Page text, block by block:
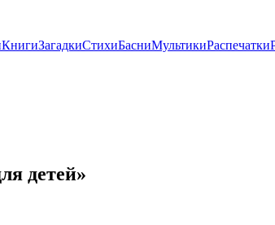
КнигиЗагадкиСтихиБасниМультикиРаспечатки
детей»